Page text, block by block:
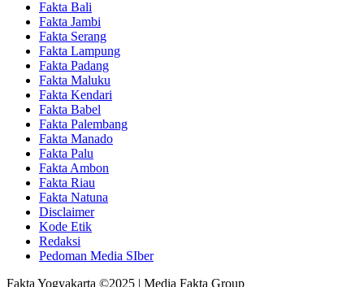
Fakta Bali
Fakta Jambi
Fakta Serang
Fakta Lampung
Fakta Padang
Fakta Maluku
Fakta Kendari
Fakta Babel
Fakta Palembang
Fakta Manado
Fakta Palu
Fakta Ambon
Fakta Riau
Fakta Natuna
Disclaimer
Kode Etik
Redaksi
Pedoman Media SIber
Fakta Yogyakarta ©2025 | Media Fakta Group